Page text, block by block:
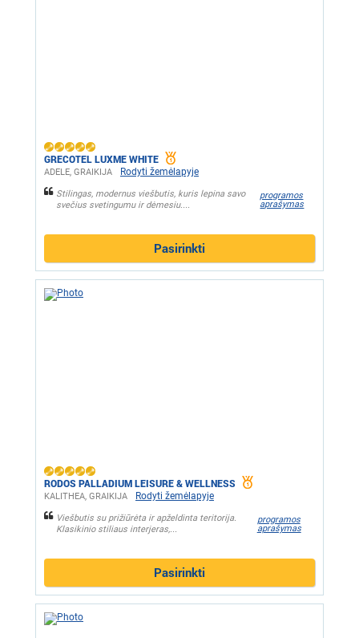
GRECOTEL LUXME WHITE
ADELE, GRAIKIJA Rodyti žemėlapyje
Stilingas, modernus viešbutis, kuris lepina savo
svečius svetingumu ir dėmesiu....
programos
aprašymas
Pasirinkti
RODOS PALLADIUM LEISURE & WELLNESS
KALITHEA, GRAIKIJA Rodyti žemėlapyje
Viešbutis su prižiūrėta ir apželdinta teritorija.
Klasikinio stiliaus interjeras,...
programos
aprašymas
Pasirinkti